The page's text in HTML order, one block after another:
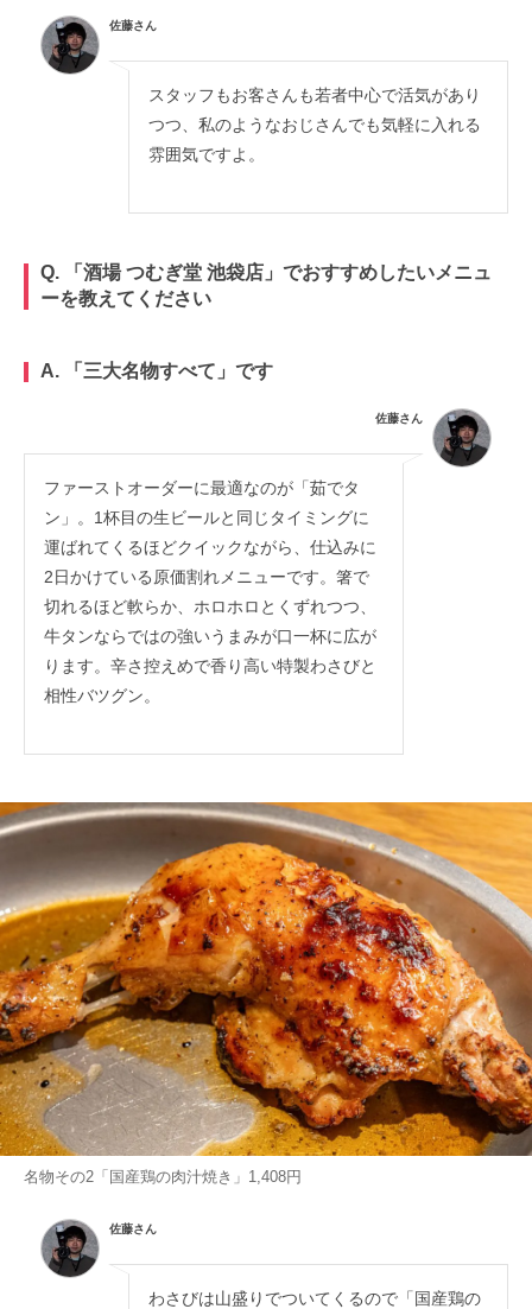
佐藤さん
スタッフもお客さんも若者中心で活気があり
つつ、私のようなおじさんでも気軽に入れる
雰囲気ですよ。
Q. 「酒場 つむぎ堂 池袋店」でおすすめしたいメニュ
ーを教えてください
A. 「三大名物すべて」です
佐藤さん
ファーストオーダーに最適なのが「茹でタ
ン」。1杯目の生ビールと同じタイミングに
運ばれてくるほどクイックながら、仕込みに
2日かけている原価割れメニューです。箸で
切れるほど軟らか、ホロホロとくずれつつ、
牛タンならではの強いうまみが口一杯に広が
ります。辛さ控えめで香り高い特製わさびと
相性バツグン。
名物その2「国産鶏の肉汁焼き」1,408円
佐藤さん
わさびは山盛りでついてくるので「国産鶏の